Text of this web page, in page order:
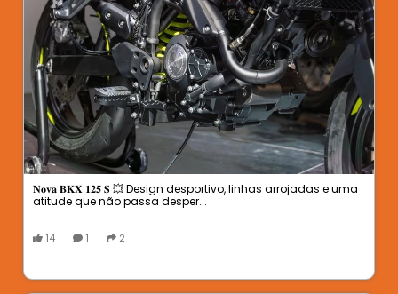
𝐍𝐨𝐯𝐚 𝐁𝐊𝐗 𝟏𝟐𝟓 𝐒 💥 Design desportivo, linhas arrojadas e uma
atitude que não passa desper...
14 1 2